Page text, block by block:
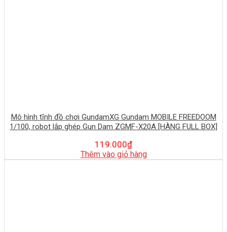
Mô hình tĩnh đồ chơi GundamXG Gundam MOBILE FREEDOOM
1/100, robot lắp ghép Gun Dam ZGMF-X20A [HÀNG FULL BOX]
119.000₫
Thêm vào giỏ hàng